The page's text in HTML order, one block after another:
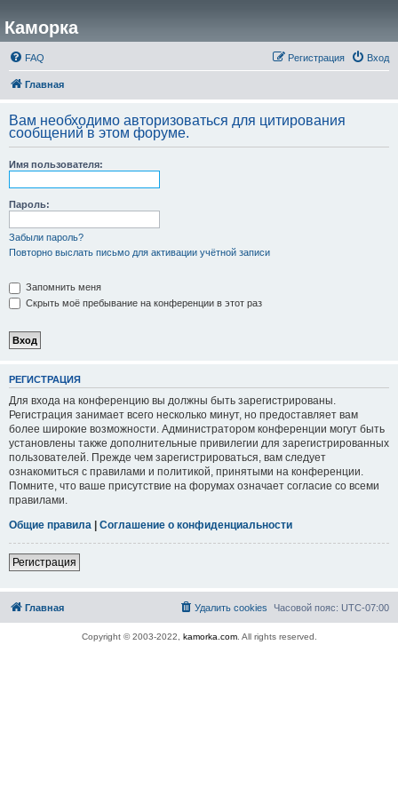
Каморка
FAQ Вход
Регистрация
Главная
Вам необходимо авторизоваться для цитирования
сообщений в этом форуме.
Имя пользователя:
Пароль:
Забыли пароль?
Повторно выслать письмо для активации учётной записи
Запомнить меня
Скрыть моё пребывание на конференции в этот раз
РЕГИСТРАЦИЯ
Для входа на конференцию вы должны быть зарегистрированы.
Регистрация занимает всего несколько минут, но предоставляет вам
более широкие возможности. Администратором конференции могут быть
установлены также дополнительные привилегии для зарегистрированных
пользователей. Прежде чем зарегистрироваться, вам следует
ознакомиться с правилами и политикой, принятыми на конференции.
Помните, что ваше присутствие на форумах означает согласие со всеми
правилами.
Общие правила | Соглашение о конфиденциальности
Регистрация
Главная Часовой пояс: UTC-07:00
Удалить cookies
Copyright © 2003-2022, kamorka.com. All rights reserved.